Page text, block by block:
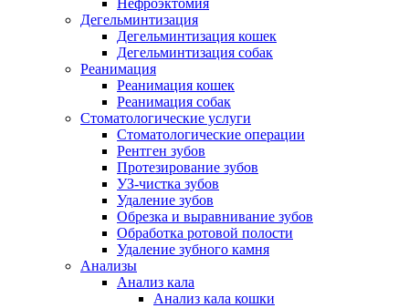
Нефроэктомия
Дегельминтизация
Дегельминтизация кошек
Дегельминтизация собак
Реанимация
Реанимация кошек
Реанимация собак
Стоматологические услуги
Стоматологические операции
Рентген зубов
Протезирование зубов
УЗ-чистка зубов
Удаление зубов
Обрезка и выравнивание зубов
Обработка ротовой полости
Удаление зубного камня
Анализы
Анализ кала
Анализ кала кошки